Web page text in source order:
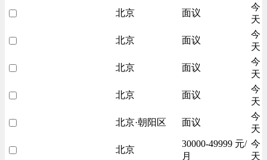
北京 面议
今
天
北京 面议
今
天
北京 面议
今
天
北京 面议
今
天
北京·朝阳区 面议
今
天
北京
30000-49999 元/
月
今
天